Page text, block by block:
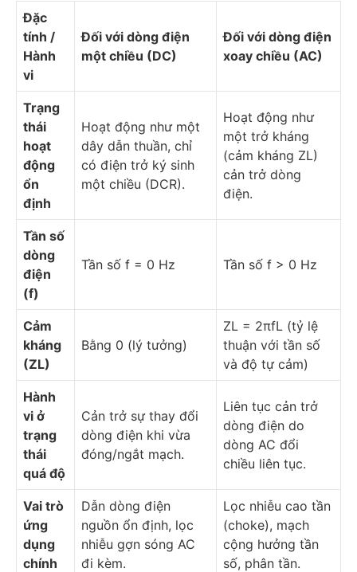
Đặc
tính /
Hành
vi
Đối với dòng điện
một chiều (DC)
Đối với dòng điện
xoay chiều (AC)
Trạng
thái
hoạt
động
ổn
định
Hoạt động như một
dây dẫn thuần, chỉ
có điện trở ký sinh
một chiều (DCR).
Hoạt động như
một trở kháng
(cảm kháng ZL)
cản trở dòng
điện.
Tần số
dòng
điện
(f)
Tần số f = 0 Hz Tần số f > 0 Hz
Cảm
kháng
(ZL)
Bằng 0 (lý tưởng)
ZL = 2πfL (tỷ lệ
thuận với tần số
và độ tự cảm)
Hành
vi ở
trạng
thái
quá độ
Cản trở sự thay đổi
dòng điện khi vừa
đóng/ngắt mạch.
Liên tục cản trở
dòng điện do
dòng AC đổi
chiều liên tục.
Vai trò
ứng
dụng
chính
Dẫn dòng điện
nguồn ổn định, lọc
nhiễu gợn sóng AC
đi kèm.
Lọc nhiễu cao tần
(choke), mạch
cộng hưởng tần
số, phân tần.